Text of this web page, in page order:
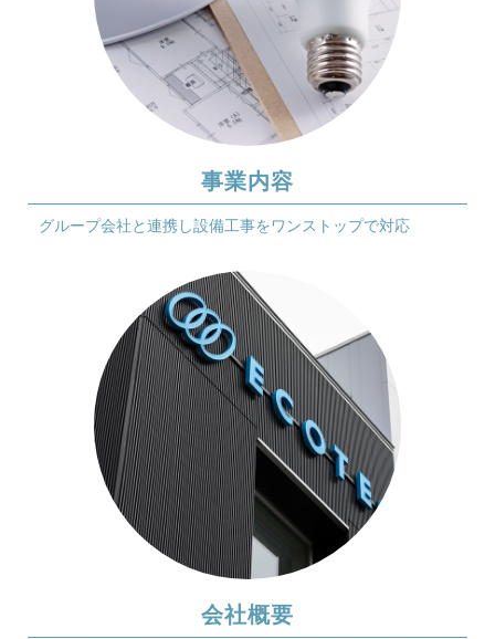
事業内容
グループ会社と連携し設備工事をワンストップで対応
会社概要